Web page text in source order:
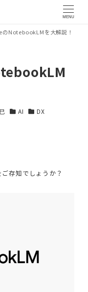
MENU
のNotebookLMを大解説！
カテゴリー
AI
カテゴリー
DX
存知でしょうか？